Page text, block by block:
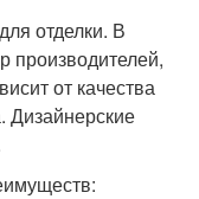
отделки. В
производителей,
от качества
Дизайнерские